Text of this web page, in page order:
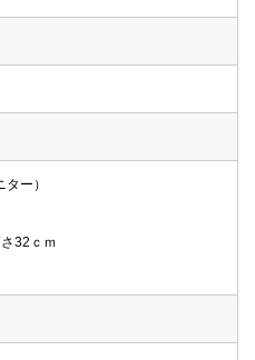
ー）
32ｃｍ